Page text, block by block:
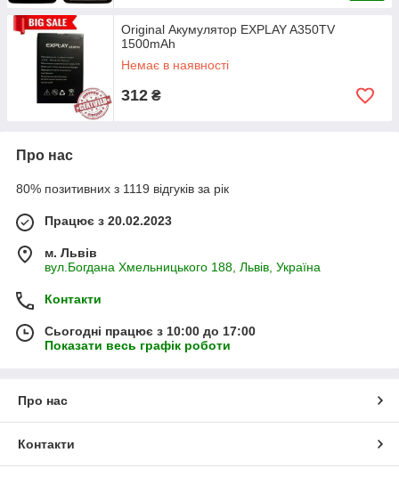
Оriginal Акумулятор EXPLAY A350TV
1500mAh
Немає в наявності
312 ₴
Про нас
80% позитивних з 1119 відгуків за рік
Працює з 20.02.2023
м. Львів
вул.Богдана Хмельницького 188, Львів, Україна
Контакти
Сьогодні працює з 10:00 до 17:00
Показати весь графік роботи
Про нас
Контакти